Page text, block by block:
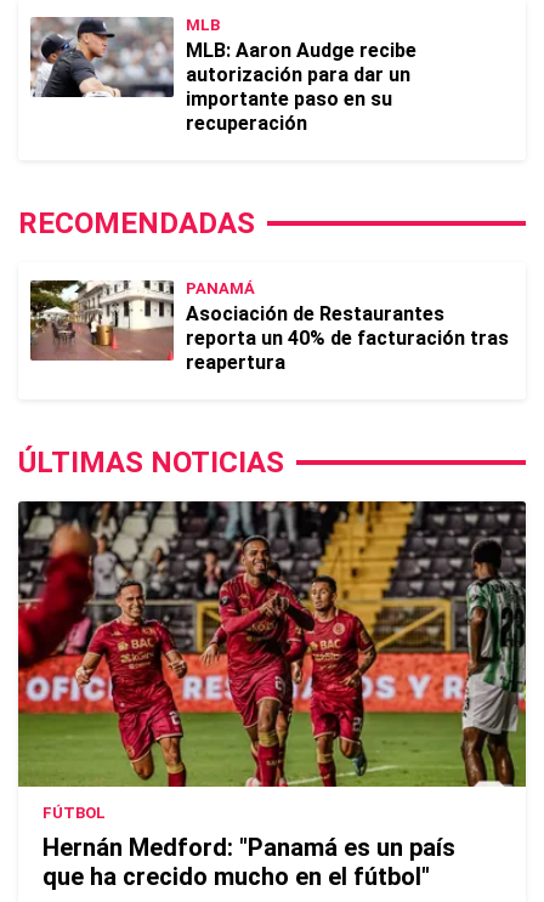
MLB
MLB: Aaron Audge recibe
autorización para dar un
importante paso en su
recuperación
RECOMENDADAS
PANAMÁ
Asociación de Restaurantes
reporta un 40% de facturación tras
reapertura
ÚLTIMAS NOTICIAS
FÚTBOL
Hernán Medford: "Panamá es un país
que ha crecido mucho en el fútbol"